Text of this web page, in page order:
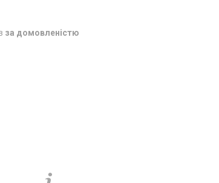
за домовленістю